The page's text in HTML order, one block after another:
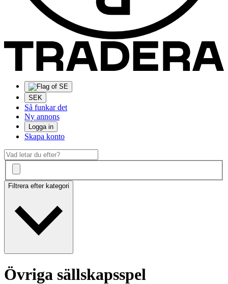
SEK
Så funkar det
Ny annons
Logga in
Skapa konto
Filtrera efter kategori
Övriga sällskapsspel